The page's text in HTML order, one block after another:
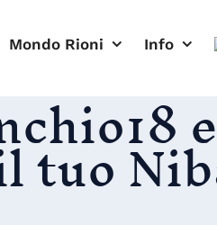
Mondo Rioni Info
e
tuo